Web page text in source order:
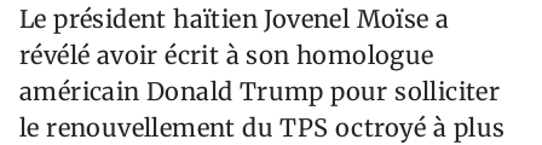
Le président haïtien Jovenel Moïse a
révélé avoir écrit à son homologue
américain Donald Trump pour solliciter
le renouvellement du TPS octroyé à plus